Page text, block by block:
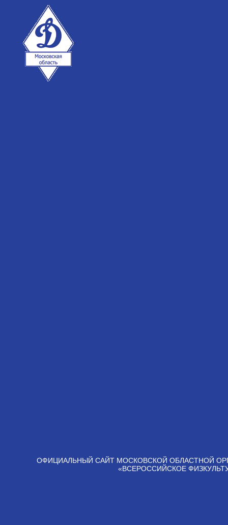
ОФИЦИАЛЬНЫЙ САЙТ МОСКОВСКОЙ ОБЛАСТНОЙ
«ВСЕРОССИЙСКОЕ